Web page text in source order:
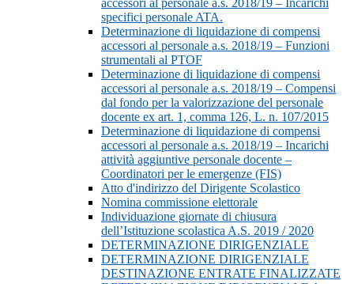
accessori al personale a.s. 2018/19 – Incarichi
specifici personale ATA.
Determinazione di liquidazione di compensi
accessori al personale a.s. 2018/19 – Funzioni
strumentali al PTOF
Determinazione di liquidazione di compensi
accessori al personale a.s. 2018/19 – Compensi
dal fondo per la valorizzazione del personale
docente ex art. 1, comma 126, L. n. 107/2015
Determinazione di liquidazione di compensi
accessori al personale a.s. 2018/19 – Incarichi
attività aggiuntive personale docente –
Coordinatori per le emergenze (FIS)
Atto d'indirizzo del Dirigente Scolastico
Nomina commissione elettorale
Individuazione giornate di chiusura
dell’Istituzione scolastica A.S. 2019 / 2020
DETERMINAZIONE DIRIGENZIALE
DETERMINAZIONE DIRIGENZIALE
DESTINAZIONE ENTRATE FINALIZZATE